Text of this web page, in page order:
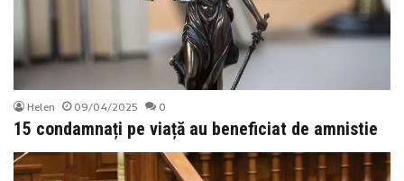
Helen 09/04/2025 0
15 condamnați pe viață au beneficiat de amnistie